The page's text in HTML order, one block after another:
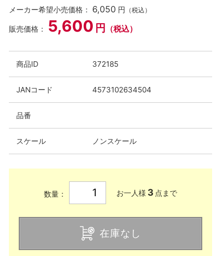
メーカー希望小売価格： 6,050 円 （税込）
販売価格： 5,600 円 （税込）
商品ID 372185
JANコード 4573102634504
品番
スケール ノンスケール
数量： お一人様 3 点まで
在庫なし